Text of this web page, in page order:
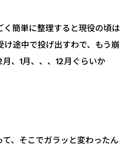
簡単に整理すると現役の頃は
途中で投げ出すわで、もう崩
、1月、、、12月ぐらいか
、そこでガラッと変わったん